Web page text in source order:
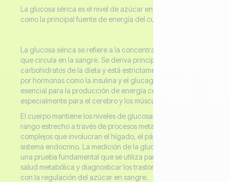
La glucosa sérica es el nivel de azúcar en la sangre y sirve
como la principal fuente de energía del cuerpo.
La glucosa sérica se refiere a la concentración de glucosa
que circula en la sangre. Se deriva principalmente de los
carbohidratos de la dieta y está estrictamente regulada
por hormonas como la insulina y el glucagón. La glucosa es
esencial para la producción de energía celular,
especialmente para el cerebro y los músculos.
El cuerpo mantiene los niveles de glucosa dentro de un
rango estrecho a través de procesos metabólicos
complejos que involucran el hígado, el páncreas y el
sistema endocrino. La medición de la glucosa sérica es
una prueba fundamental que se utiliza para evaluar la
salud metabólica y diagnosticar los trastornos relacionados
con la regulación del azúcar en sangre.